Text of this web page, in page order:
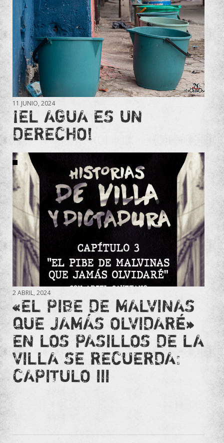
11 JUNIO, 2024
¡EL AGUA ES UN
DERECHO!
2 ABRIL, 2024
«EL PIBE DE MALVINAS
QUE JAMÁS OLVIDARÉ»
EN LOS PASILLOS DE LA
VILLA SE RECUERDA:
CAPITULO III